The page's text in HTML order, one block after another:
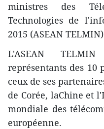
ministres des
Technologies de
2015 (ASEAN
L'ASEAN
représentants des 10
ceux de ses
de Corée, laChine et
mondiale des
européenne.